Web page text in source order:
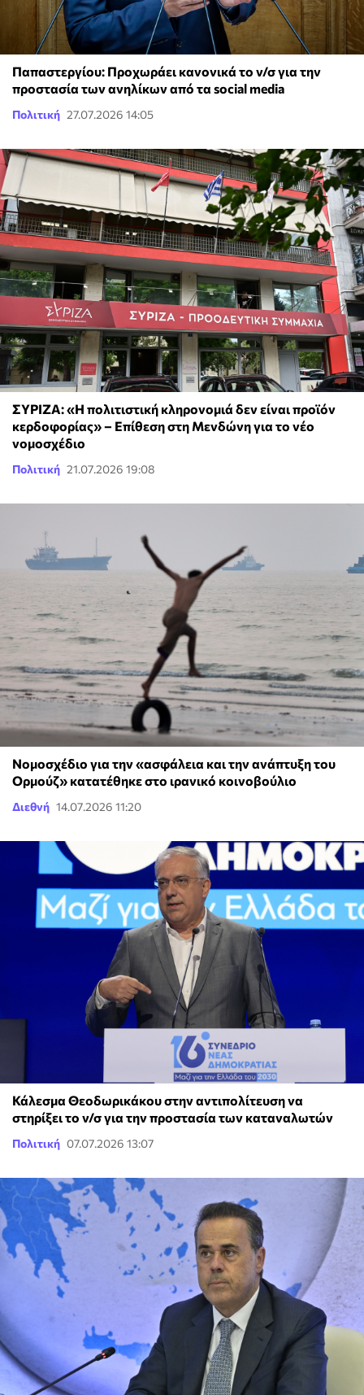
Παπαστεργίου: Προχωράει κανονικά το ν/σ για την
προστασία των ανηλίκων από τα social media
Πολιτική 27.07.2026 14:05
ΣΥΡΙΖΑ: «Η πολιτιστική κληρονομιά δεν είναι προϊόν
κερδοφορίας» – Επίθεση στη Μενδώνη για το νέο
νομοσχέδιο
Πολιτική 21.07.2026 19:08
Νομοσχέδιο για την «ασφάλεια και την ανάπτυξη του
Ορμούζ» κατατέθηκε στο ιρανικό κοινοβούλιο
Διεθνή 14.07.2026 11:20
Κάλεσμα Θεοδωρικάκου στην αντιπολίτευση να
στηρίξει το ν/σ για την προστασία των καταναλωτών
Πολιτική 07.07.2026 13:07